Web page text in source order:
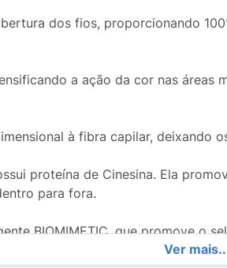
dos fios, proporcionando
a ação da cor nas áreas
à fibra capilar, deixando
proteína de Cinesina. Ela
para fora.
BIOMIMETIC, que promove o
Ver